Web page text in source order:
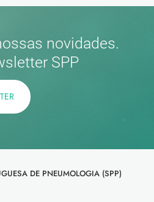
novidades.
SPP
DE PNEUMOLOGIA (SPP)